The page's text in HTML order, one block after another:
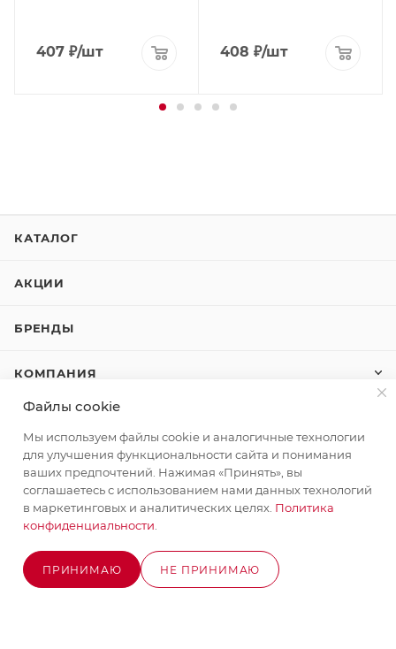
В КОРЗИНУ
407 ₽/шт 408 ₽/шт
КАТАЛОГ
АКЦИИ
БРЕНДЫ
КОМПАНИЯ
КОНТАКТЫ
+7 (495) 580-58-52
info@stroyx.ru
Файлы cookie
Мы используем файлы cookie и аналогичные технологии
для улучшения функциональности сайта и понимания
ваших предпочтений. Нажимая «Принять», вы
соглашаетесь с использованием нами данных технологий
в маркетинговых и аналитических целях. Политика
конфиденциальности
ПРИНИМАЮ НЕ ПРИНИМАЮ